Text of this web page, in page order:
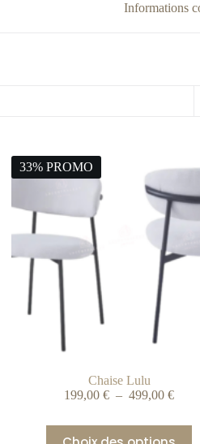
Informations
33% PROMO
Chaise Lulu
199,00€ – 499,00€